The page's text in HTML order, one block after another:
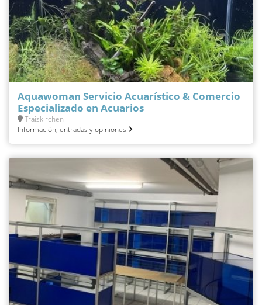
Aquawoman Servicio Acuarístico & Comercio
Especializado en Acuarios
Traiskirchen
Información, entradas y opiniones